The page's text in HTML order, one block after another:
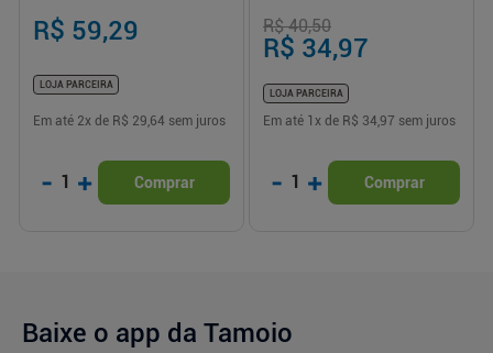
R$ 59,29
LOJA PARCEIRA
Em até 2x de R$ 29,64 sem juros
- 1 + Comprar
R$ 40,50
R$ 34,97
LOJA PARCEIRA
Em até 1 x de R$ 34,97 sem juros
- 1 + Comprar
Baixe o app da Tamoio